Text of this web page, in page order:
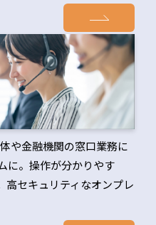
や金融機関の窓口業務に
に。操作が分かりやす
高セキュリティなオンプレ